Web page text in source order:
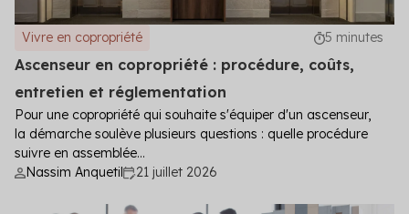
Vivre en copropriété 5 minutes
Ascenseur en copropriété : procédure, coûts,
entretien et réglementation
Pour une copropriété qui souhaite s'équiper d'un ascenseur,
la démarche soulève plusieurs questions : quelle procédure
suivre en assemblée...
Nassim Anquetil
21 juillet 2026